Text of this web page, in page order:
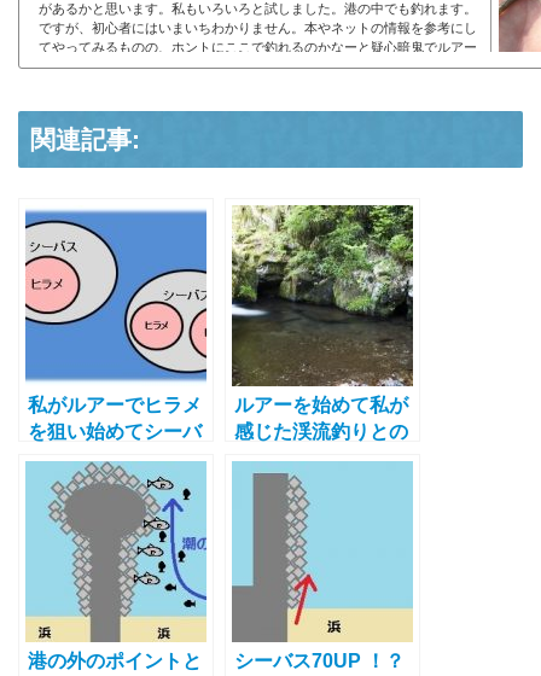
があるかと思います。私もいろいろと試しました。港の中でも釣れます。
ですが、初心者にはいまいちわかりません。本やネットの情報を参考にし
てやってみるものの、ホントにここで釣れるのかなーと疑心暗鬼でルアー
を投げ続けることになります。これって初心者にとっては長く辛い孤独な
関連記事:
私がルアーでヒラメ
を狙い始めてシーバ
スとヒラメについて
思ったこと
ルアーを始めて私が
感じた渓流釣りとの
共通点
港の外のポイントと
シーバス70UP ！？